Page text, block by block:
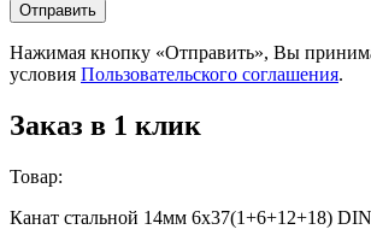
Отправить
Нажимая кнопку «Отправить», Вы
условия Пользовательского соглашения.
Заказ в 1 клик
Товар:
Канат стальной 14мм 6х37(1+6+12+18)